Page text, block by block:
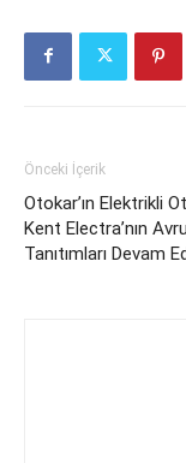
Önceki İçerik
Otokar’ın Elektrikli
Kent Electra’nın
Tanıtımları Devam